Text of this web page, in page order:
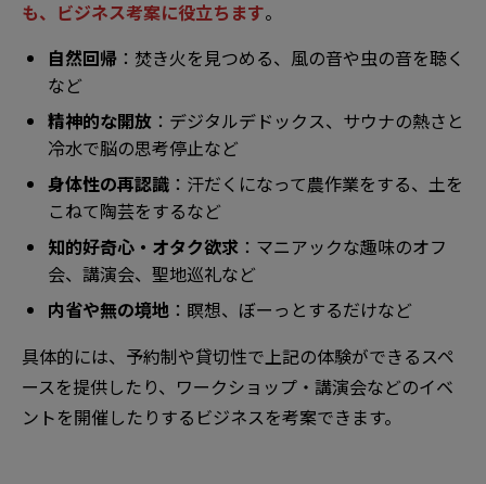
も、ビジネス考案に役立ちます。
自然回帰 ：焚き火を見つめる、風の音や虫の音を聴く
など
精神的な開放 ：デジタルデドックス、サウナの熱さと
冷水で脳の思考停止など
身体性の再認識 ：汗だくになって農作業をする、土を
こねて陶芸をするなど
知的好奇心・オタク欲求 ：マニアックな趣味のオフ
会、講演会、聖地巡礼など
内省や無の境地 ：瞑想、ぼーっとするだけなど
具体的には、予約制や貸切性で上記の体験ができるスペ
ースを提供したり、ワークショップ・講演会などのイベ
ントを開催したりするビジネスを考案できます。